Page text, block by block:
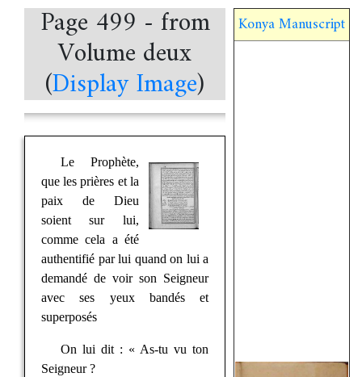
Page 499 - from
Volume deux
(Display Image)
Le Prophète,
que les prières et la
paix de Dieu
soient sur lui,
comme cela a été
authentifié par lui quand on lui a
demandé de voir son Seigneur
avec ses yeux bandés et
superposés
On lui dit : « As-tu vu ton
Seigneur ?
Konya Manuscript